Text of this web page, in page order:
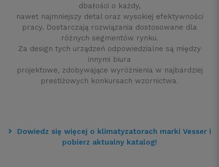
dbałości o każdy,
nawet najmniejszy detal oraz wysokiej efektywności
pracy. Dostarczają rozwiązania dostosowane dla
różnych segmentów rynku.
Za design tych urządzeń odpowiedzialne są między
innymi biura
projektowe, zdobywające wyróżnienia w najbardziej
prestiżowych konkursach wzornictwa.
Dowiedz się więcej o klimatyzatorach marki Vesser i
pobierz aktualny katalog!